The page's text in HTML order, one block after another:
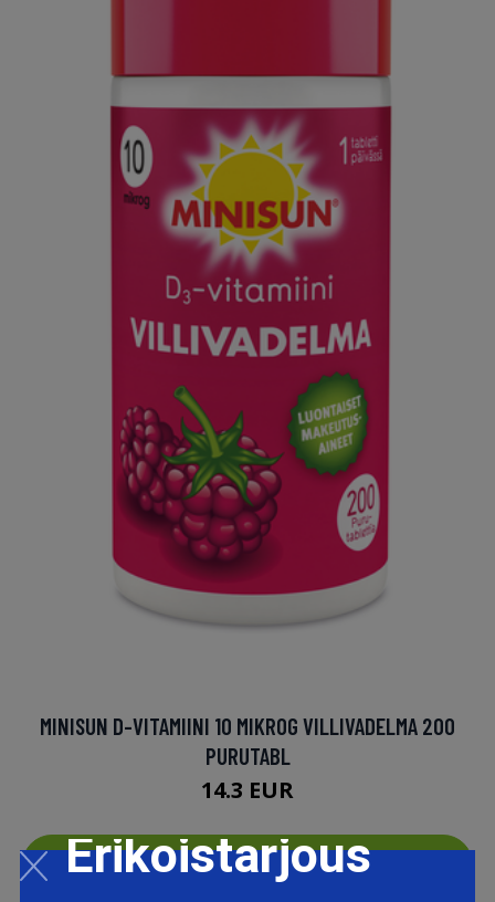
MINISUN D-VITAMIINI 10 MIKROG VILLIVADELMA 200
PURUTABL
14.3 EUR
LISÄTIETOJA
Erikoistarjous